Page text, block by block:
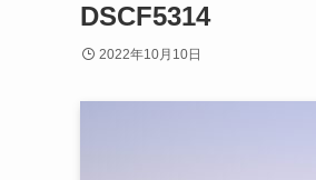
DSCF5314
2022年10月10日